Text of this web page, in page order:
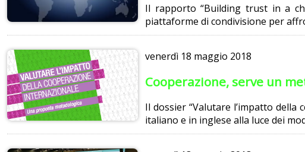
Il rapporto “Building trust in a
piattaforme di condivisione per
venerdì 18 maggio 2018
Cooperazione, serve un
Il dossier “Valutare l’impatto
italiano e in inglese alla luce dei